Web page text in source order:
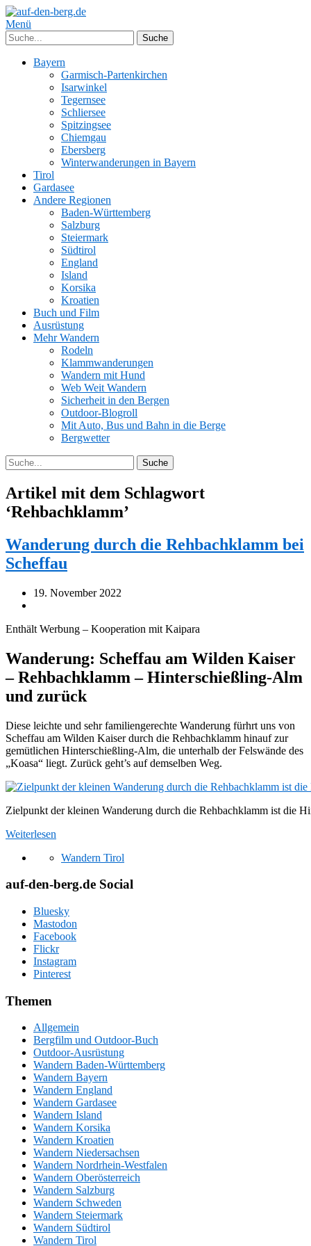
Menü
Bayern
Garmisch-Partenkirchen
Isarwinkel
Tegernsee
Schliersee
Spitzingsee
Chiemgau
Ebersberg
Winterwanderungen in Bayern
Tirol
Gardasee
Andere Regionen
Baden-Württemberg
Salzburg
Steiermark
Südtirol
England
Island
Korsika
Kroatien
Buch und Film
Ausrüstung
Mehr Wandern
Rodeln
Klammwanderungen
Wandern mit Hund
Web Weit Wandern
Sicherheit in den Bergen
Outdoor-Blogroll
Mit Auto, Bus und Bahn in die Berge
Bergwetter
Artikel mit dem Schlagwort
‘Rehbachklamm’
Wanderung durch die Rehbachklamm bei
Scheffau
19. November 2022
Enthält Werbung – Kooperation mit Kaipara
Wanderung: Scheffau am Wilden Kaiser
– Rehbachklamm – Hinterschießling-Alm
und zurück
Diese leichte und sehr familiengerechte Wanderung fürhrt uns von
Scheffau am Wilden Kaiser durch die Rehbachklamm hinauf zur
gemütlichen Hinterschießling-Alm, die unterhalb der Felswände des
„Koasa“ liegt. Zurück geht’s auf demselben Weg.
Zielpunkt der kleinen Wanderung durch die Rehbachklamm ist die
Weiterlesen
Wandern Tirol
auf-den-berg.de Social
Bluesky
Mastodon
Facebook
Flickr
Instagram
Pinterest
Themen
Allgemein
Bergfilm und Outdoor-Buch
Outdoor-Ausrüstung
Wandern Baden-Württemberg
Wandern Bayern
Wandern England
Wandern Gardasee
Wandern Island
Wandern Korsika
Wandern Kroatien
Wandern Niedersachsen
Wandern Nordrhein-Westfalen
Wandern Oberösterreich
Wandern Salzburg
Wandern Schweden
Wandern Steiermark
Wandern Südtirol
Wandern Tirol